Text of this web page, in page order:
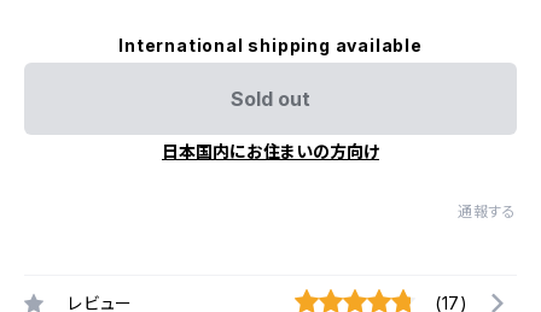
International shipping available
Sold out
日本国内にお住まいの方向け
通報する
レビュー (17)